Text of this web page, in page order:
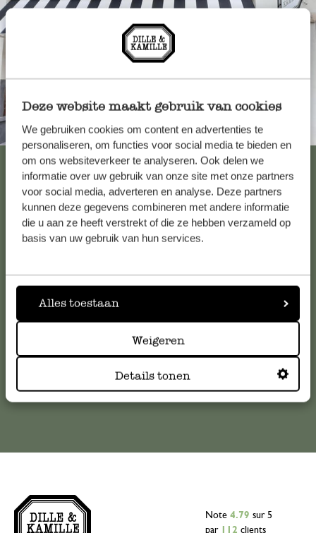
Deze website maakt gebruik van cookies
We gebruiken cookies om content en advertenties te
personaliseren, om functies voor social media te bieden en
om ons websiteverkeer te analyseren. Ook delen we
informatie over uw gebruik van onze site met onze partners
voor social media, adverteren en analyse. Deze partners
kunnen deze gegevens combineren met andere informatie
die u aan ze heeft verstrekt of die ze hebben verzameld op
basis van uw gebruik van hun services.
Alles toestaan
Weigeren
Details tonen
Toujours à proximité
Voir les 62 magasins
Service clientèle
veuillez contacter notre service clientèle. Ou retrouvez ici
serviceclientele@dille-kamille.com
Note 4.79 sur 5
par
112 clients